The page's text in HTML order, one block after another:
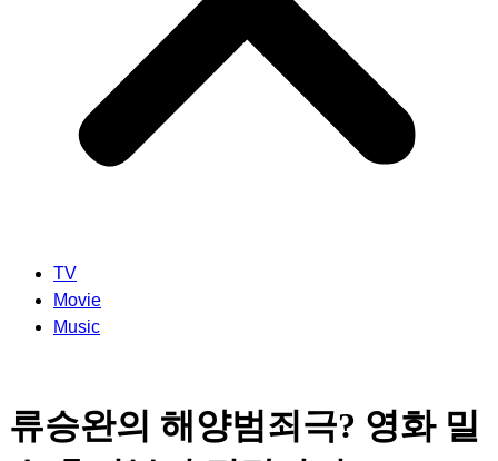
TV
Movie
Music
류승완의 해양범죄극? 영화 밀